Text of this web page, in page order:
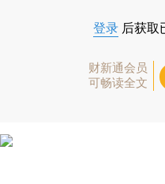
登录 后获取
财新通会员
可畅读全文